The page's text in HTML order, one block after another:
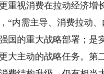
视消费在拉动经济增
“内需主导、消费拉动
国的重大战略部署；是
大主动的战略任务。第